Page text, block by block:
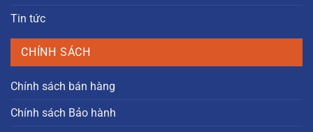
Tin tức
CHÍNH SÁCH
Chính sách bán hàng
Chính sách Bảo hành